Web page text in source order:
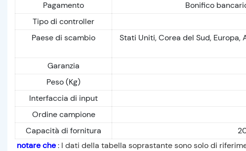
Pagamento
Bonifico
Tipo di controller
Paese di scambio
Stati Uniti, Corea del Sud,
Garanzia
Peso (Kg)
Interfaccia di input
Ordine campione
Capacità di fornitura
notare che: I dati della tabella soprastante sono solo di